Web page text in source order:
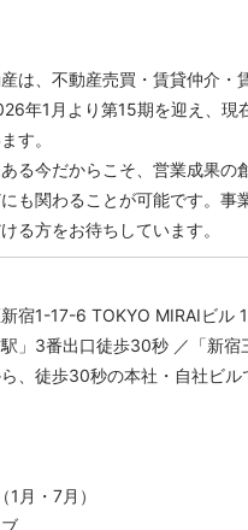
は、不動産売買・賃貸仲介・
年1月より第15期を迎え、
す。
る今だからこそ、営業成果
も関わることが可能です。事
る方をお待ちしています。
新宿1-17-6 TOKYO MIRAIビル
」3番出口徒歩30秒 ／「新宿
、徒歩30秒の本社・自社ビル
1月・7月）